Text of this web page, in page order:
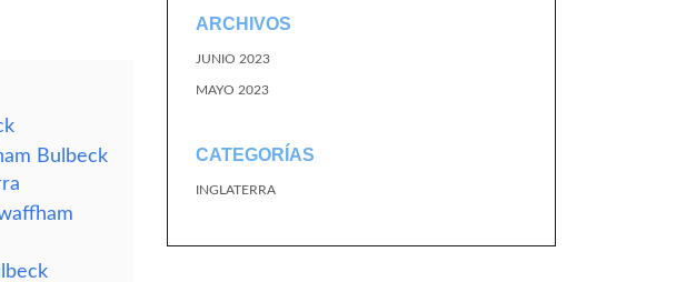
Bulbeck
ARCHIVOS
JUNIO 2023
MAYO 2023
CATEGORÍAS
INGLATERRA